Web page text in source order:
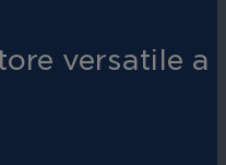
versatile